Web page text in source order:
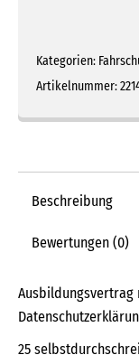
Datenschutz
Menge
Kategorien:
Artikelnummer:
Beschreibung
Bewertungen (0)
Ausbildungsvertrag
25